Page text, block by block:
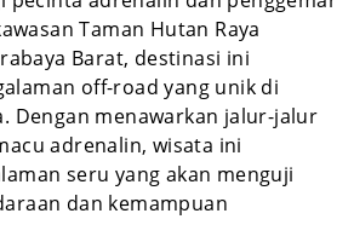
Taman Hutan Raya
Barat, destinasi ini
off-road yang unik di
Dengan menawarkan jalur-jalur
adrenalin, wisata ini
seru yang akan menguji
dan kemampuan